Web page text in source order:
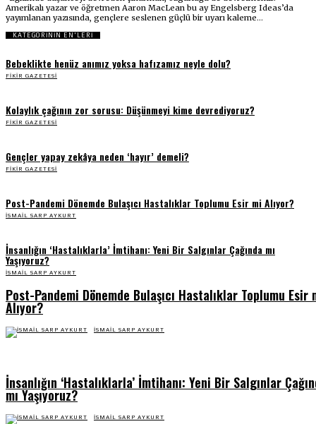
Amerikalı yazar ve öğretmen Aaron MacLean bu ay Engelsberg Ideas’da
yayımlanan yazısında, gençlere seslenen güçlü bir uyarı kaleme...
KATEGORİNİN EN'LERİ
Bebeklikte henüz anımız yoksa hafızamız neyle dolu?
FIKIR GAZETESI
Kolaylık çağının zor sorusu: Düşünmeyi kime devrediyoruz?
FIKIR GAZETESI
Gençler yapay zekâya neden ‘hayır’ demeli?
FIKIR GAZETESI
Post-Pandemi Dönemde Bulaşıcı Hastalıklar Toplumu Esir mi Alıyor?
İSMAIL SARP AYKURT
İnsanlığın ‘Hastalıklarla’ İmtihanı: Yeni Bir Salgınlar Çağında mı
Yaşıyoruz?
İSMAIL SARP AYKURT
Post-Pandemi Dönemde Bulaşıcı Hastalıklar Toplumu Esir
Alıyor?
İSMAIL SARP AYKURT
İnsanlığın ‘Hastalıklarla’ İmtihanı: Yeni Bir Salgınlar
mı Yaşıyoruz?
İSMAIL SARP AYKURT